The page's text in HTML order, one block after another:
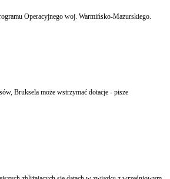
Operacyjnego woj. Warmińsko-Mazurskiego.
Bruksela może wstrzymać dotacje - pisze